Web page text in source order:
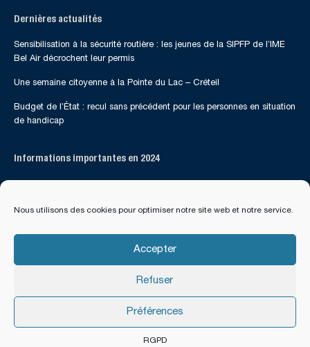
Nous utilisons des cookies pour optimiser notre site web et notre service.
Accepter
Refuser
Préférences
RGPD
Dernières actualités
Sensibilisation à la sécurité routière : les jeunes de la SIPFP de l’IME
Bel Air décrochent leur permis
Une semaine citoyenne à la Pointe du Lac – Créteil
Budget de l’État : recul sans précédent pour les personnes en situation
de handicap
Informations importantes en 2024
Tous droits réservés - Apogei 94 - 2017 - 2024
Politique de Confidentialité